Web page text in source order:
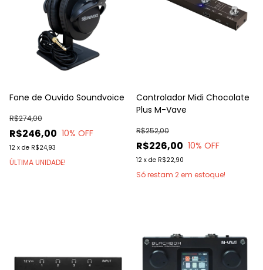
Fone de Ouvido Soundvoice
R$246,00
R$274,00
10% OFF
12 x de R$24,93
ÚLTIMA UNIDADE!
Controlador Midi Chocolate
Plus M-Vave
R$226,00
R$252,00
10% OFF
12 x de R$22,90
Só restam 2 em estoque!